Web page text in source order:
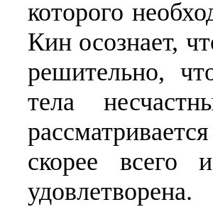
которого
Кин осознает,
решительно,
тела
скорее всего
удовлетворена.